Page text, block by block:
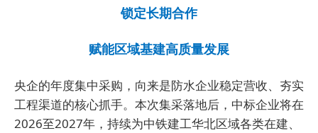
锁定长期合作
赋能区域基建高质量发展
央企的年度集中采购，向来是防水企业稳定营收、夯实
工程渠道的核心抓手。本次集采落地后，中标企业将在
2026至2027年，持续为中铁建工华北区域各类在建、